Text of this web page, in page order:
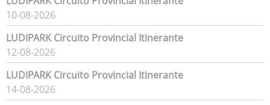
10-08-2026
LUDIPARK Circuito Provincial Itinerante
12-08-2026
LUDIPARK Circuito Provincial Itinerante
14-08-2026